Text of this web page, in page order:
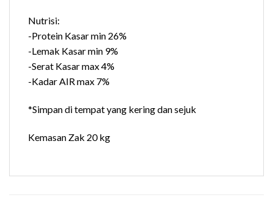
Nutrisi:
-Protein Kasar min 26%
-Lemak Kasar min 9%
-Serat Kasar max 4%
-Kadar AIR max 7%
*Simpan di tempat yang kering dan sejuk
Kemasan Zak 20 kg